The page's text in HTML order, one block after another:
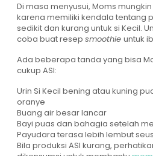
Di masa menyusui, Moms
karena memiliki kendala tentang
sedikit dan kurang untuk si Kecil.
coba buat resep smoothie untuk
Ada beberapa tanda yang bisa
cukup ASI:
Urin Si Kecil bening atau kuning
oranye
Buang air besar lancar
Bayi puas dan bahagia setelah
Payudara terasa lebih lembut
Bila produksi ASI kurang,